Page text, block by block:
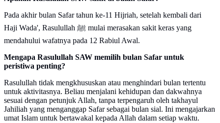
Pada akhir bulan Safar tahun ke-11 Hijriah, setelah kembali dari
Haji Wada', Rasulullah ﷺ mulai merasakan sakit keras yang
mendahului wafatnya pada 12 Rabiul Awal.
Mengapa Rasulullah SAW memilih bulan Safar untuk
peristiwa penting?
Rasulullah tidak mengkhususkan atau menghindari bulan tertentu
untuk aktivitasnya. Beliau menjalani kehidupan dan dakwahnya
sesuai dengan petunjuk Allah, tanpa terpengaruh oleh takhayul
Jahiliah yang menganggap Safar sebagai bulan sial. Ini mengajarkan
umat Islam untuk bertawakal kepada Allah dalam setiap waktu.